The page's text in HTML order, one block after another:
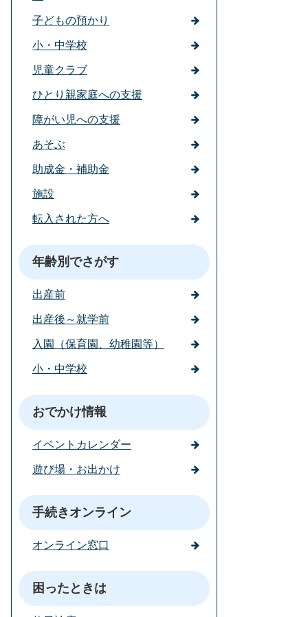
子どもの預かり
小・中学校
児童クラブ
ひとり親家庭への支援
障がい児への支援
あそぶ
助成金・補助金
施設
転入された方へ
年齢別でさがす
出産前
出産後～就学前
入園（保育園、幼稚園等）
小・中学校
おでかけ情報
イベントカレンダー
遊び場・お出かけ
手続きオンライン
オンライン窓口
困ったときは